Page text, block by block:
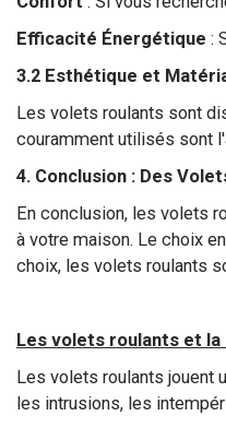
Efficacité Énergétique :
3.2 Esthétique et
Les volets roulants sont
couramment utilisés sont
4. Conclusion : Des
En conclusion, les volets
à votre maison. Le choix
choix, les volets roulants
Les volets roulants et
Les volets roulants jouent
les intrusions, les